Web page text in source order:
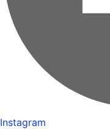
Instagram